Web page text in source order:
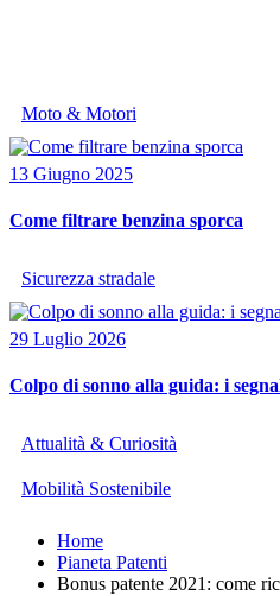
Moto & Motori
13 Giugno 2025
Come filtrare benzina sporca
Sicurezza stradale
29 Luglio 2026
Colpo di sonno alla guida: i
Attualità & Curiosità
Mobilità Sostenibile
Home
Pianeta Patenti
Bonus patente 2021: come